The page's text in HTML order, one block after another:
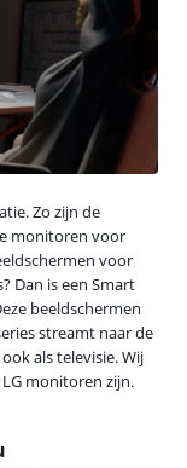
Zo zijn de
monitoren voor
voor
Dan is een Smart
beeldschermen
streamt naar de
als televisie. Wij
monitoren zijn.